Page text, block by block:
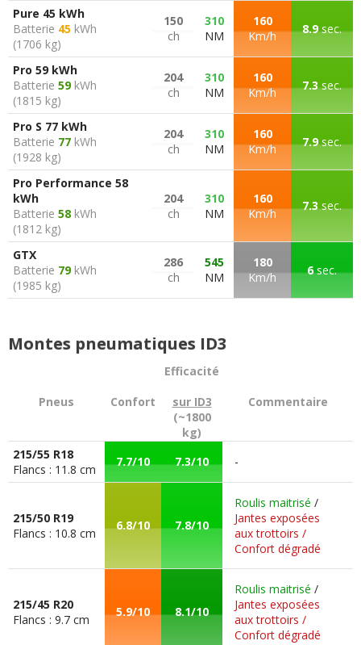
Pure 45 kWh
Batterie 45 kWh
(1706 kg)
150
ch
310
NM
160
Km/h
8.9sec.
Pro 59 kWh
Batterie 59kWh
(1815 kg)
204
ch
310
NM
160
Km/h
7.3sec.
Pro S 77 kWh
Batterie 77 kWh
(1928 kg)
204
ch
310
NM
160
Km/h
7.9sec.
Pro Performance 58
kWh
Batterie 58 kWh
(1812 kg)
204
ch
310
NM
160
Km/h
7.3sec.
GTX
Batterie 79kWh
(1985 kg)
286
ch
545
NM
180
Km/h
6sec.
Montes pneumatiques ID3
Pneus Confort
Efficacité
sur ID3
(~1800
kg)
Commentaire
215/55 R18
Flancs : 11.8 cm
7.7/10 7.3/10 -
215/50 R19
Flancs : 10.8 cm
6.8/10 7.8/10
Roulis maitrisé /
Jantes exposées
aux trottoirs /
Confort dégradé
215/45 R20
Flancs : 9.7 cm
5.9/10 8.1/10
Roulis maitrisé /
Jantes exposées
aux trottoirs /
Confort dégradé